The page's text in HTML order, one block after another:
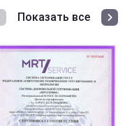
Показать все